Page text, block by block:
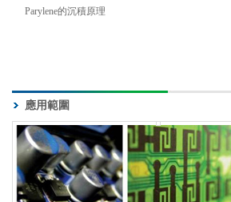
Parylene的沉積原理
應用範圍